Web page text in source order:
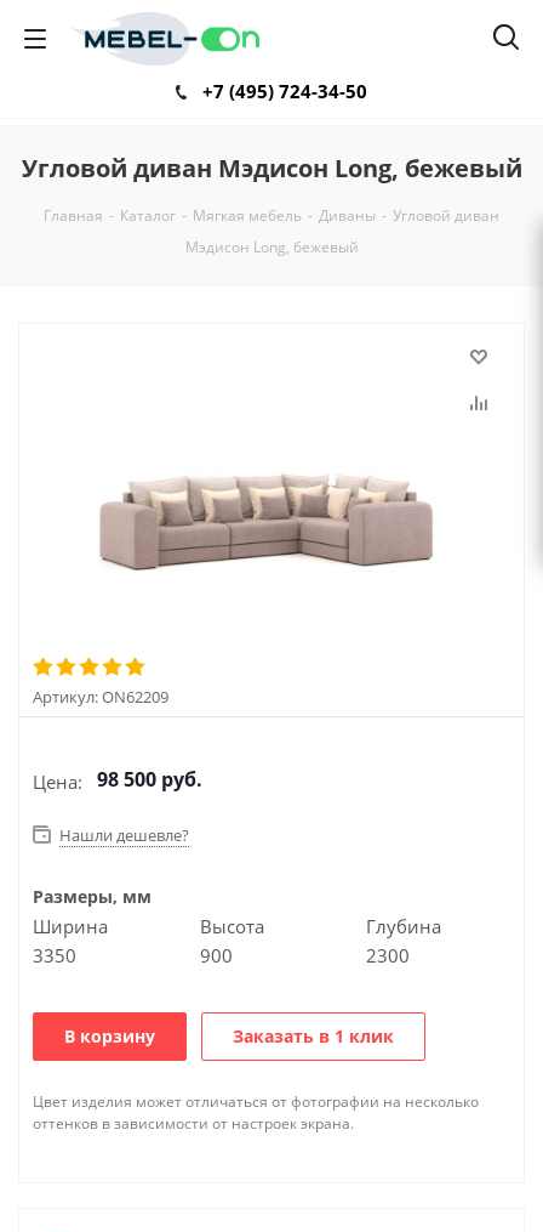
+7 (495) 724-34-50
Угловой диван Мэдисон Long, бежевый
Главная - Каталог - Мягкая мебель - Диваны - Угловой диван
Мэдисон Long, бежевый
Артикул:ON62209
Цена: 98 500 руб.
Нашли дешевле?
Размеры, мм
Ширина
3350
Высота
900
Глубина
2300
В корзину Заказать в 1 клик
Цвет изделия может отличаться от фотографии на несколько
оттенков в зависимости от настроек экрана.